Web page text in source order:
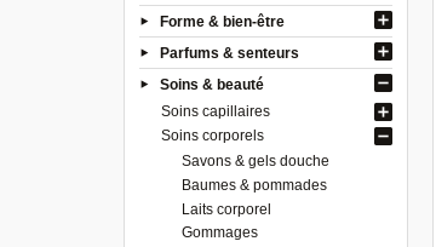
Forme & bien-être
Parfums & senteurs
Soins & beauté
Soins capillaires
Soins corporels
Savons & gels douche
Baumes & pommades
Laits corporel
Gommages